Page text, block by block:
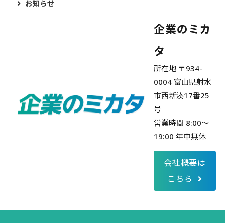
お知らせ
企業のミカ
タ
所在地 〒934-
0004 富山県射水
市西新湊17番25
号
営業時間 8:00～
19:00 年中無休
会社概要は
こちら